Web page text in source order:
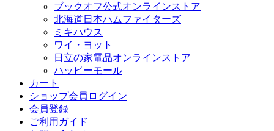
ブックオフ公式オンラインストア
北海道日本ハムファイターズ
ミキハウス
ワイ・ヨット
日立の家電品オンラインストア
ハッピーモール
カート
ショップ会員ログイン
会員登録
ご利用ガイド